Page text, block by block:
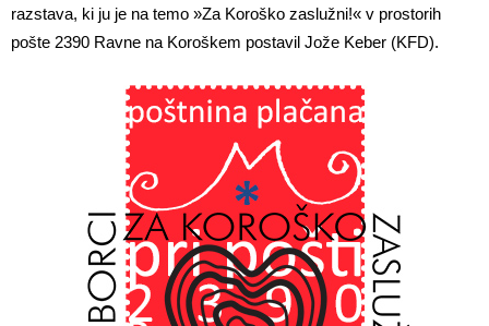
razstava, ki ju je na temo »Za Koroško zaslužni!« v prostorih
pošte 2390 Ravne na Koroškem postavil Jože Keber (KFD).